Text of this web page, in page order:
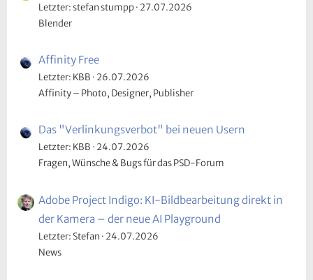
Letzter: stefan stumpp 27.07.2026
Blender
Affinity Free
Letzter: KBB 26.07.2026
Affinity – Photo, Designer, Publisher
Das "Verlinkungsverbot" bei neuen Usern
Letzter: KBB 24.07.2026
Fragen, Wünsche & Bugs für das PSD-Forum
Adobe Project Indigo: KI-Bildbearbeitung direkt in
der Kamera – der neue AI Playground
Letzter: Stefan 24.07.2026
News